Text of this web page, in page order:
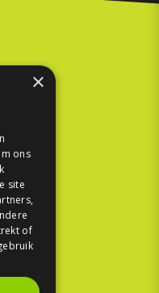
×
ons
site
of